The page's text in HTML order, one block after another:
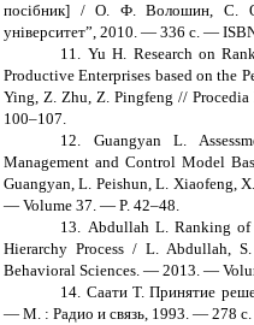
посібник] / О. Ф. Волошин, С.
університет”, 2010. — 336 с. —
11. Yu H. Research on
Productive Enterprises based on the
Ying, Z. Zhu, Z. Pingfeng //
100–107.
12.
Guangyan L.
Management and Control Model
Guangyan, L. Peishun, L. Xiaofeng,
— Volume 37. — P. 42–48.
13. Abdullah L. Ranking
Hierarchy Process / L. Abdullah,
Behavioral Sciences. — 2013. —
14. Саати Т. Принятие
— М. : Радио и связь, 1993. — 278 с.